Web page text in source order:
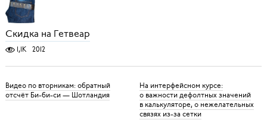
Скидка на Гетвеар
1,1K 2012
Видео по вторникам: обратный
отсчёт Би-би-си — Шотландия
На интерфейсном курсе:
о важности дефолтных значений
в калькуляторе, о нежелательных
связях из-за сетки